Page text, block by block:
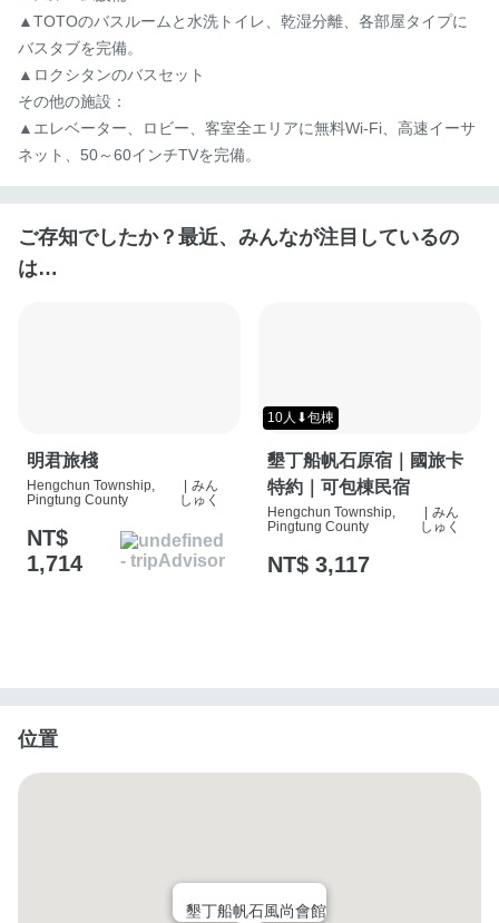
▲TOTOのバスルームと水洗トイレ、乾湿分離、各部屋タイプに
バスタブを完備。
▲ロクシタンのバスセット
その他の施設：
▲エレベーター、ロビー、客室全エリアに無料Wi-Fi、高速イーサ
ネット、50～60インチTVを完備。
ご存知でしたか？最近、みんなが注目しているの
は…
明君旅棧
Hengchun Township,
Pingtung County
| みん
しゅく
NT$
1,714
10人⬇包棟
墾丁船帆石原宿｜國旅卡
特約｜可包棟民宿
Hengchun Township,
Pingtung County
| みん
しゅく
NT$ 3,117
位置
墾丁船帆石風尚會館